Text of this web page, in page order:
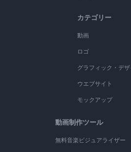
カテゴリー
動画
ロゴ
グラフィック・デザ
ウエブサイト
モックアップ
動画制作ツール
無料音楽ビジュアライザー